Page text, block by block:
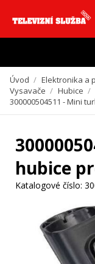
Vzhledem k aktuální
Úvod / Elektronika a
Vysavače / Hubice /
300000504511 - Mini
hubice
Katalogové číslo: